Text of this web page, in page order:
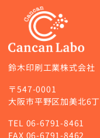
鈴木印刷工業株式会社
〒547-0001
大阪市平野区加美北6
TEL 06-6791-8461
FAX 06-6791-8462